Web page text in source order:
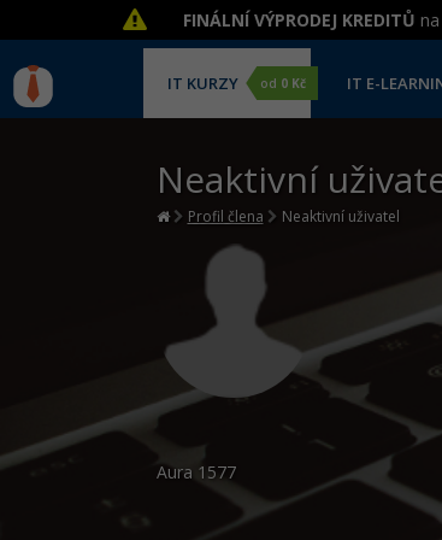
FINÁLNÍ VÝPRODEJ KREDITŮ
IT KURZY od 0 Kč IT E-
Neaktivní
Profil člena Neaktivní uživatel
Aura 1577